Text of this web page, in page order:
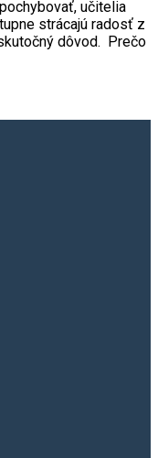
učitelia
strácajú radosť z
dôvod. Prečo